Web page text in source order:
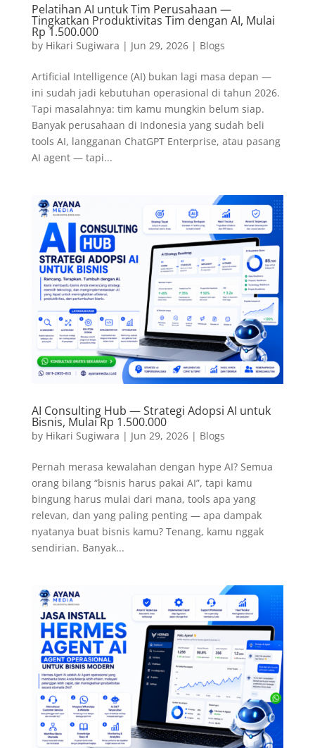
Pelatihan AI untuk Tim Perusahaan —
Tingkatkan Produktivitas Tim dengan AI, Mulai
Rp 1.500.000
by Hikari Sugiwara | Jun 29, 2026| Blogs
Artificial Intelligence (AI) bukan lagi masa depan —
ini sudah jadi kebutuhan operasional di tahun 2026.
Tapi masalahnya: tim kamu mungkin belum siap.
Banyak perusahaan di Indonesia yang sudah beli
tools AI, langganan ChatGPT Enterprise, atau pasang
AI agent — tapi...
AI Consulting Hub — Strategi Adopsi AI untuk
Bisnis, Mulai Rp 1.500.000
by Hikari Sugiwara | Jun 29, 2026| Blogs
Pernah merasa kewalahan dengan hype AI? Semua
orang bilang “bisnis harus pakai AI”, tapi kamu
bingung harus mulai dari mana, tools apa yang
relevan, dan yang paling penting — apa dampak
nyatanya buat bisnis kamu? Tenang, kamu nggak
sendirian. Banyak...